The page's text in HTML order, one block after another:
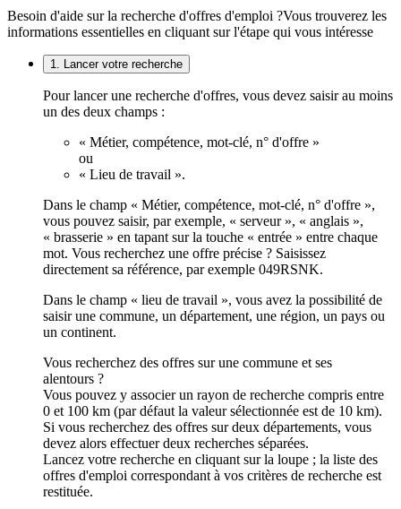
Besoin d'aide sur la recherche d'offres d'emploi ?Vous trouverez les
informations essentielles en cliquant sur l'étape qui vous intéresse
1. Lancer votre recherche
Pour lancer une recherche d'offres, vous devez saisir au moins
un des deux champs :
« Métier, compétence, mot-clé, n° d'offre »
ou
« Lieu de travail ».
Dans le champ « Métier, compétence, mot-clé, n° d'offre »,
vous pouvez saisir, par exemple, « serveur », « anglais »,
« brasserie » en tapant sur la touche « entrée » entre chaque
mot. Vous recherchez une offre précise ? Saisissez
directement sa référence, par exemple 049RSNK.
Dans le champ « lieu de travail », vous avez la possibilité de
saisir une commune, un département, une région, un pays ou
un continent.
Vous recherchez des offres sur une commune et ses
alentours ?
Vous pouvez y associer un rayon de recherche compris entre
0 et 100 km (par défaut la valeur sélectionnée est de 10 km).
Si vous recherchez des offres sur deux départements, vous
devez alors effectuer deux recherches séparées.
Lancez votre recherche en cliquant sur la loupe ; la liste des
offres d'emploi correspondant à vos critères de recherche est
restituée.